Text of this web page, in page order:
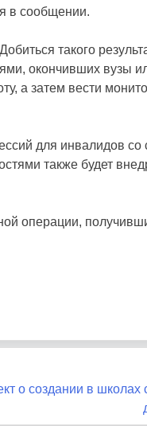
в сообщении.
такого
окончивших вузы
а затем вести
для инвалидов со
также будет
операции,
о создании в школах